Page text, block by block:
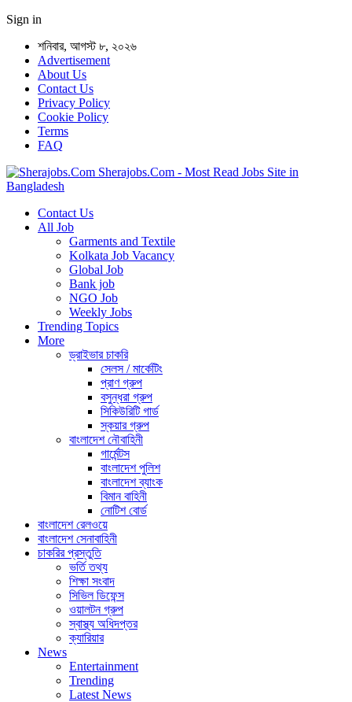
Sign in
শনিবার, আগস্ট ৮, ২০২৬
Advertisement
About Us
Contact Us
Privacy Policy
Cookie Policy
Terms
FAQ
Sherajobs.Com - Most Read Jobs Site in
Bangladesh
Contact Us
All Job
Garments and Textile
Kolkata Job Vacancy
Global Job
Bank job
NGO Job
Weekly Jobs
Trending Topics
More
ড্রাইভার চাকরি
সেলস / মার্কেটিং
প্রাণ গ্রুপ
বসুন্ধরা গ্রুপ
সিকিউরিটি গার্ড
স্কয়ার গ্রুপ
বাংলাদেশ নৌবাহিনী
গার্মেন্টস
বাংলাদেশ পুলিশ
বাংলাদেশ ব্যাংক
বিমান বাহিনী
নোটিশ বোর্ড
বাংলাদেশ রেলওয়ে
বাংলাদেশ সেনাবাহিনী
চাকরির প্রস্তুতি
ভর্তি তথ্য
শিক্ষা সংবাদ
সিভিল ডিফেন্স
ওয়ালটন গ্রুপ
স্বাস্থ্য অধিদপ্তর
ক্যারিয়ার
News
Entertainment
Trending
Latest News